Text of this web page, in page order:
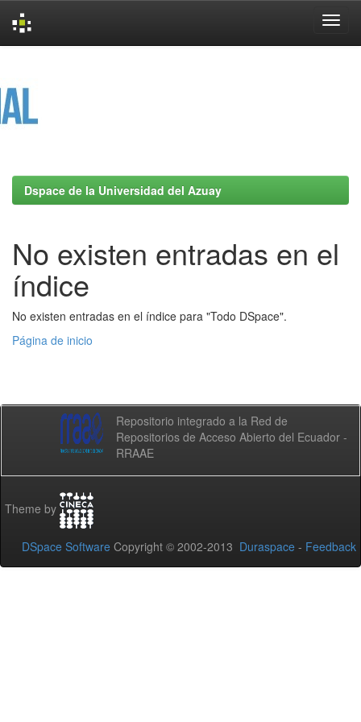
Dspace de la Universidad del Azuay
No existen entradas en el
índice
No existen entradas en el índice para "Todo DSpace".
Página de inicio
Repositorio integrado a la Red de
Repositorios de Acceso Abierto del Ecuador -
RRAAE
Theme by
DSpace Software Copyright © 2002-2013 Duraspace - Feedback